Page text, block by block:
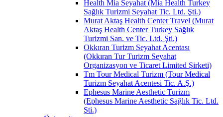
Health Mia Seyahat (Mia Health Turkey
Sağlık Turizmi Seyahat Tic. Ltd. Şti.)
Murat Aktaş Health Center Travel (Murat
Aktaş Health Center Turkey Sağlık
Turizmi San. ve Tic. Ltd. Şti.)
Okkıran Turizm Seyahat Acentası
(Okkıran Tur Turizm Seyahat
Organizasyon ve Ticaret Limited Şirketi)
Tm Tour Medical Turizm (Tour Medical
Turizm Seyahat Acentesi Tic. A.Ş.)
Ephesus Marine Aesthetic Turizm
(Ephesus Marine Aesthetic Sağlık Tic. Ltd.
Şti.)